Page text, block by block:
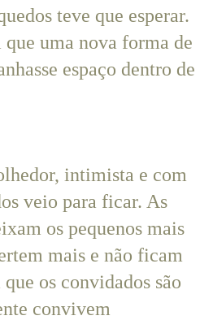
teve que esperar.
uma nova forma de
espaço dentro de
intimista e com
veio para ficar. As
os pequenos mais
mais e não ficam
os convidados são
convivem